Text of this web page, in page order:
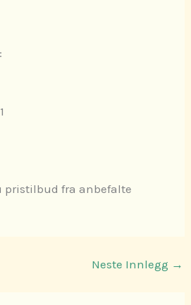
pristilbud fra anbefalte
Neste Innlegg →